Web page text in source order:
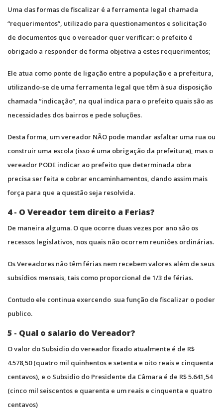
Uma das formas de fiscalizar é a ferramenta legal chamada
“requerimentos”, utilizado para questionamentos e solicitação
de documentos que o vereador quer verificar: o prefeito é
obrigado a responder de forma objetiva a estes requerimentos;
Ele atua como ponte de ligação entre a população e a prefeitura,
utilizando-se de uma ferramenta legal que têm à sua disposição
chamada “indicação”, na qual indica para o prefeito quais são as
necessidades dos bairros e pede soluções.
Desta forma, um vereador NÃO pode mandar asfaltar uma rua ou
construir uma escola (isso é uma obrigação da prefeitura), mas o
vereador PODE indicar ao prefeito que determinada obra
precisa ser feita e cobrar encaminhamentos, dando assim mais
força para que a questão seja resolvida.
4 - O Vereador tem direito a Ferias?
De maneira alguma. O que ocorre duas vezes por ano são os
recessos legislativos, nos quais não ocorrem reuniões ordinárias.
Os Vereadores não têm férias nem recebem valores além de seus
subsídios mensais, tais como proporcional de 1/3 de férias.
Contudo ele continua exercendo sua função de fiscalizar o poder
publico.
5 - Qual o salario do Vereador?
O valor do Subsidio do vereador fixado atualmente é de R$
4.578,50 (quatro mil quinhentos e setenta e oito reais e cinquenta
centavos), e o Subsidio do Presidente da Câmara é de R$ 5.641,54
(cinco mil seiscentos e quarenta e um reais e cinquenta e quatro
centavos)